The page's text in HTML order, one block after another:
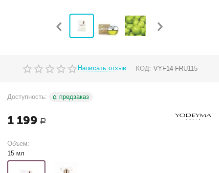
Написать отзыв КОД: VYF14-FRU115
Доступность: предзаказ
1 199 Р
Объем:
15 мл